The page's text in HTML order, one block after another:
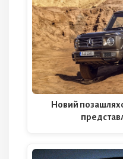
Новий